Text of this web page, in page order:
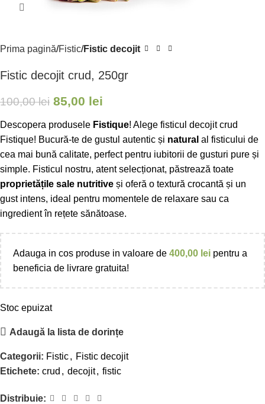
Faceți clic pentru a mări
Prima pagină Fistic Fistic decojit
Fistic decojit crud, 250gr
100,00lei 85,00 lei
Descopera produsele Fistique! Alege fisticul decojit crud
Fistique! Bucură-te de gustul autentic și natural al fisticului de
cea mai bună calitate, perfect pentru iubitorii de gusturi pure și
simple. Fisticul nostru, atent selecționat, păstrează toate
proprietățile sale nutritive și oferă o textură crocantă și un
gust intens, ideal pentru momentele de relaxare sau ca
ingredient în rețete sănătoase.
Adauga in cos produse in valoare de 400,00 lei pentru a
beneficia de livrare gratuita!
Stoc epuizat
Adaugă la lista de dorințe
Categorii: Fistic, Fistic decojit
Etichete: crud , decojit, fistic
Distribuie: